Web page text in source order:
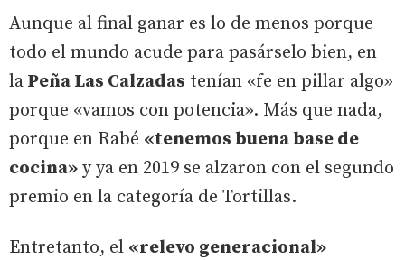
Aunque al final ganar es lo de menos porque
todo el mundo acude para pasárselo bien, en
la Peña Las Calzadas tenían «fe en pillar algo»
porque «vamos con potencia». Más que nada,
porque en Rabé «tenemos buena base de
cocina» y ya en 2019 se alzaron con el segundo
premio en la categoría de Tortillas.
Entretanto, el «relevo generacional»